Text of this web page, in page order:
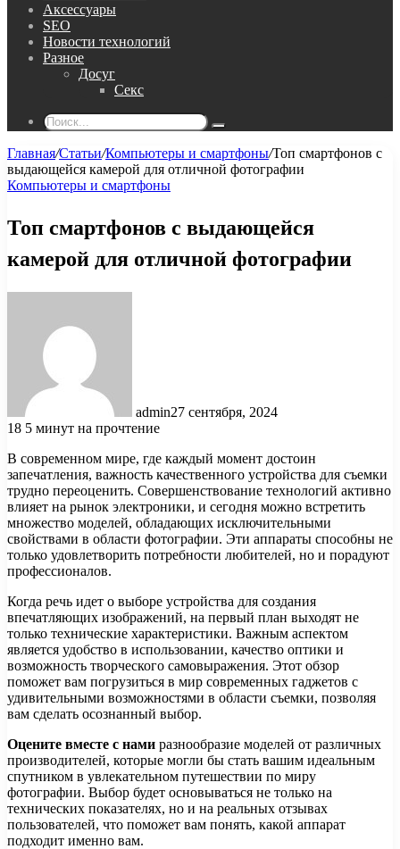
Аксессуары
SEO
Новости технологий
Разное
Досуг
Секс
Поиск...
Главная/Статьи/Компьютеры и смартфоны/Топ смартфонов с
выдающейся камерой для отличной фотографии
Компьютеры и смартфоны
Топ смартфонов с выдающейся
камерой для отличной фотографии
admin27 сентября, 2024
18 5 минут на прочтение
В современном мире, где каждый момент достоин
запечатления, важность качественного устройства для съемки
трудно переоценить. Совершенствование технологий активно
влияет на рынок электроники, и сегодня можно встретить
множество моделей, обладающих исключительными
свойствами в области фотографии. Эти аппараты способны не
только удовлетворить потребности любителей, но и порадуют
профессионалов.
Когда речь идет о выборе устройства для создания
впечатляющих изображений, на первый план выходят не
только технические характеристики. Важным аспектом
является удобство в использовании, качество оптики и
возможность творческого самовыражения. Этот обзор
поможет вам погрузиться в мир современных гаджетов с
удивительными возможностями в области съемки, позволяя
вам сделать осознанный выбор.
Оцените вместе с нами разнообразие моделей от различных
производителей, которые могли бы стать вашим идеальным
спутником в увлекательном путешествии по миру
фотографии. Выбор будет основываться не только на
технических показателях, но и на реальных отзывах
пользователей, что поможет вам понять, какой аппарат
подходит именно вам.